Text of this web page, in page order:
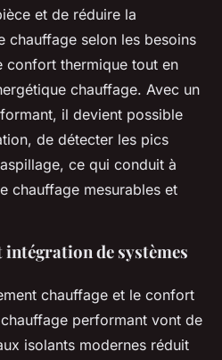
et de réduire la
chauffage selon les besoins
confort thermique tout en
chauffage. Avec un
il devient possible
de détecter les pics
ce qui conduit à
chauffage mesurables et
de systèmes
chauffage et le confort
performant vont de
isolants modernes réduit